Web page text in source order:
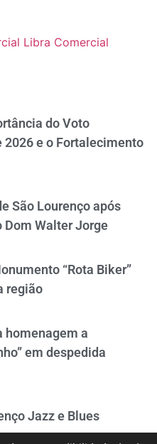
Libra Comercial
do Voto
2026 e o Fortalecimento
São Lourenço após
Dom Walter Jorge
“Rota Biker”
região
homenagem a
em despedida
Jazz e Blues